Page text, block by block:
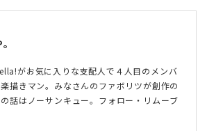
がお気に入りな支配人で４人目のメンバ
描きマン。みなさんのファボリツが創作の
話はノーサンキュー。フォロー・リムーブ